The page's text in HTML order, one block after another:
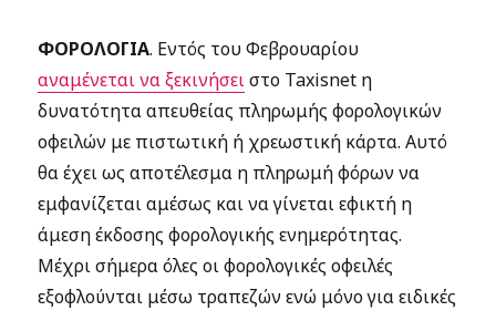
ΦΟΡΟΛΟΓΙΑ. Εντός του Φεβρουαρίου
αναμένεται να ξεκινήσειστο Taxisnet η
δυνατότητα απευθείας πληρωμής φορολογικών
οφειλών με πιστωτική ή χρεωστική κάρτα. Αυτό
θα έχει ως αποτέλεσμα η πληρωμή φόρων να
εμφανίζεται αμέσως και να γίνεται εφικτή η
άμεση έκδοσης φορολογικής ενημερότητας.
Μέχρι σήμερα όλες οι φορολογικές οφειλές
εξοφλούνται μέσω τραπεζών ενώ μόνο για ειδικές